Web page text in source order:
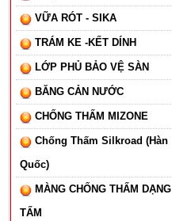
VỮA RÓT - SIKA
TRÁM KE -KẾT DÍNH
LỚP PHỦ BẢO VỆ SÀN
BĂNG CẢN NƯỚC
CHỐNG THẤM MIZONE
Chống Thấm Silkroad (Hàn
Quốc)
MÀNG CHỐNG THẤM DẠNG
TẤM